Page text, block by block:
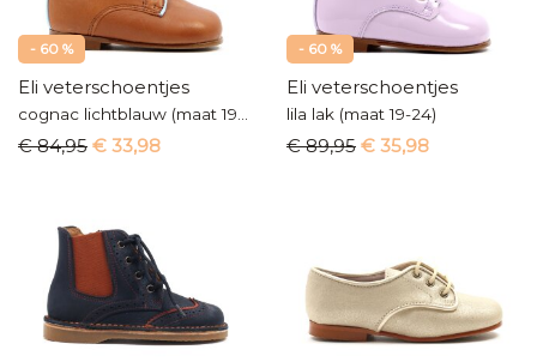
- 60 %
Eli veterschoentjes
€ 84,95 € 33,98
- 60 %
Eli veterschoentjes
lila lak (maat 19-24)
€ 89,95 € 35,98